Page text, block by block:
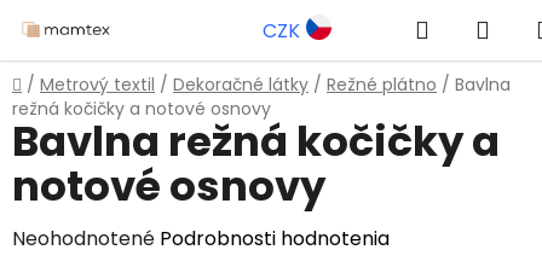
na
obsah
CZK Hľadať
Domov
/ Metrový textil / Dekoračné látky / Režné plátno / Bavlna
režná kočičky a notové osnovy
Bavlna režná kočičky a
notové osnovy
Priemerné
Neohodnotené Podrobnosti hodnotenia